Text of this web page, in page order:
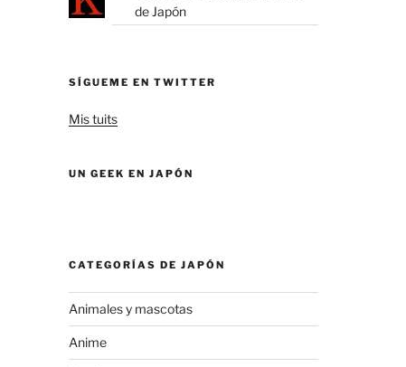
de Japón
SÍGUEME EN TWITTER
Mis tuits
UN GEEK EN JAPÓN
CATEGORÍAS DE JAPÓN
Animales y mascotas
Anime